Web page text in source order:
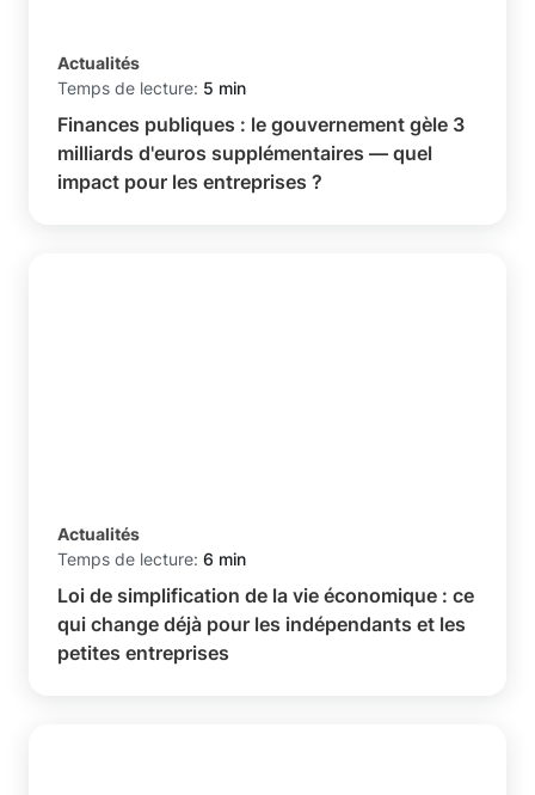
Actualités
Temps de lecture: 5 min
Finances publiques : le gouvernement gèle 3
milliards d'euros supplémentaires — quel
impact pour les entreprises ?
Actualités
Temps de lecture: 6 min
Loi de simplification de la vie économique : ce
qui change déjà pour les indépendants et les
petites entreprises